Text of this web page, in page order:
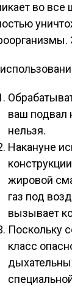
во все
ваш подвал
нельзя.
Накануне
жировой
газ под
вызывает
Поскольку
класс